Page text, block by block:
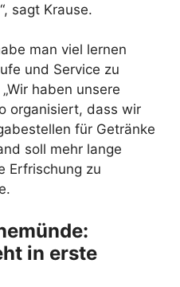
sagt Krause.
man viel lernen
und Service zu
haben unsere
organisiert, dass wir
für Getränke
soll mehr lange
Erfrischung zu
in erste